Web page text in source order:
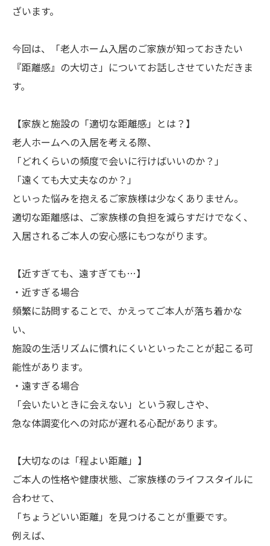
ざいます。
今回は、「老人ホーム入居のご家族が知っておきたい
『距離感』の大切さ」についてお話しさせていただきま
す。
【家族と施設の「適切な距離感」とは？】
老人ホームへの入居を考える際、
「どれくらいの頻度で会いに行けばいいのか？」
「遠くても大丈夫なのか？」
といった悩みを抱えるご家族様は少なくありません。
適切な距離感は、ご家族様の負担を減らすだけでなく、
入居されるご本人の安心感にもつながります。
【近すぎても、遠すぎても…】
・近すぎる場合
頻繁に訪問することで、かえってご本人が落ち着かな
い、
施設の生活リズムに慣れにくいといったことが起こる可
能性があります。
・遠すぎる場合
「会いたいときに会えない」という寂しさや、
急な体調変化への対応が遅れる心配があります。
【大切なのは「程よい距離」】
ご本人の性格や健康状態、ご家族様のライフスタイルに
合わせて、
「ちょうどいい距離」を見つけることが重要です。
例えば、